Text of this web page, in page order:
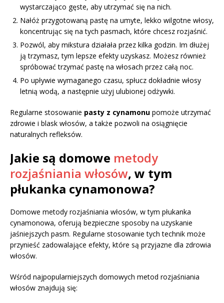
wystarczająco gęste, aby utrzymać się na nich.
Nałóż przygotowaną pastę na umyte, lekko wilgotne włosy,
koncentrując się na tych pasmach, które chcesz rozjaśnić.
Pozwól, aby mikstura działała przez kilka godzin. Im dłużej
ją trzymasz, tym lepsze efekty uzyskasz. Możesz również
spróbować trzymać pastę na włosach przez całą noc.
Po upływie wymaganego czasu, spłucz dokładnie włosy
letnią wodą, a następnie użyj ulubionej odżywki.
Regularne stosowanie pasty z cynamonu pomoże utrzymać
zdrowie i blask włosów, a także pozwoli na osiągnięcie
naturalnych refleksów.
Jakie są domowe metody
rozjaśniania włosów, w tym
płukanka cynamonowa?
Domowe metody rozjaśniania włosów, w tym płukanka
cynamonowa, oferują bezpieczne sposoby na uzyskanie
jaśniejszych pasm. Regularne stosowanie tych technik może
przynieść zadowalające efekty, które są przyjazne dla zdrowia
włosów.
Wśród najpopularniejszych domowych metod rozjaśniania
włosów znajdują się: